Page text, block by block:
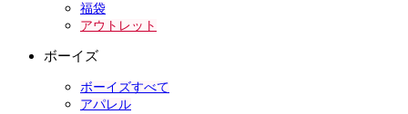
福袋
アウトレット
ボーイズ
ボーイズすべて
アパレル